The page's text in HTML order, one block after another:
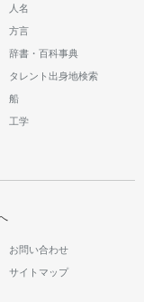
人名
方言
辞書・百科事典
タレント出身地検索
船
工学
お問い合わせ
サイトマップ